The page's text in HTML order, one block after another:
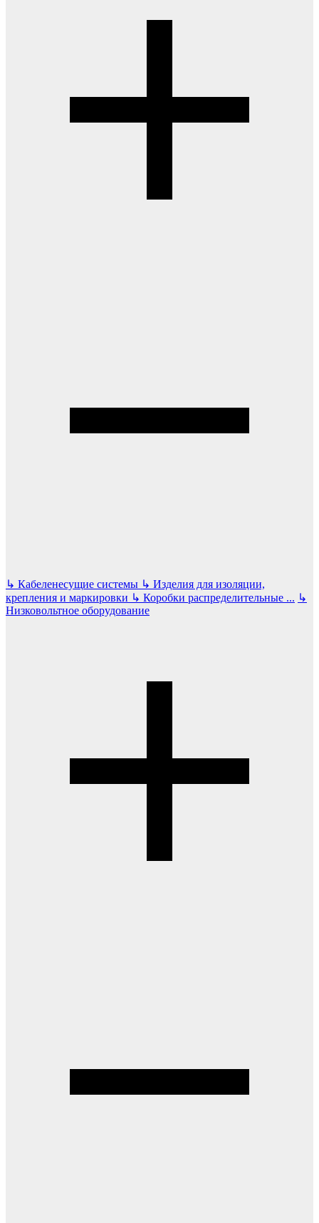
↳ Кабеленесущие системы ↳ Изделия для изоляции,
крепления и маркировки ↳ Коробки распределительные ... ↳
Низковольтное оборудование